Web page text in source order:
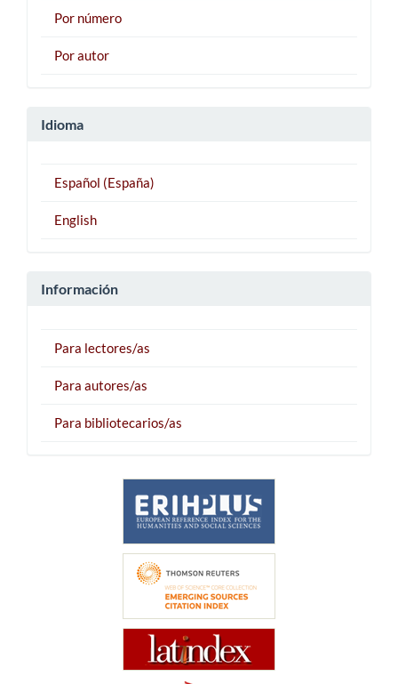
Por número
Por autor
Idioma
Español (España)
English
Información
Para lectores/as
Para autores/as
Para bibliotecarios/as